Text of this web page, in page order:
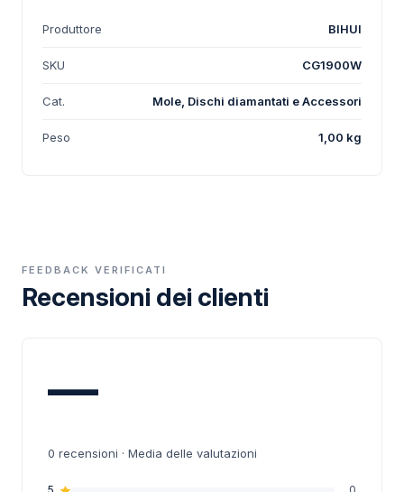
Produttore BIHUI
SKU CG1900W
Cat. Mole, Dischi diamantati e Accessori
Peso 1,00 kg
FEEDBACK VERIFICATI
Recensioni dei clienti
—
0 recensioni · Media delle valutazioni